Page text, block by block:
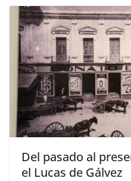
Del pasado al
el Lucas de Gálvez